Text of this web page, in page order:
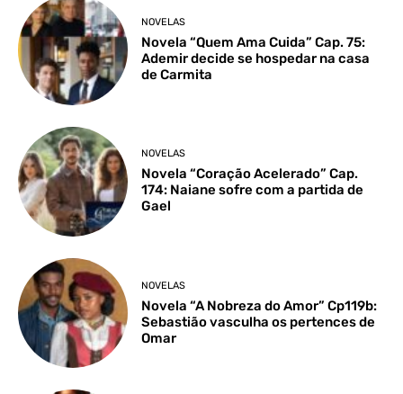
NOVELAS
Novela “Quem Ama Cuida” Cap. 75:
Ademir decide se hospedar na casa
de Carmita
NOVELAS
Novela “Coração Acelerado” Cap.
174: Naiane sofre com a partida de
Gael
NOVELAS
Novela “A Nobreza do Amor” Cp119b:
Sebastião vasculha os pertences de
Omar